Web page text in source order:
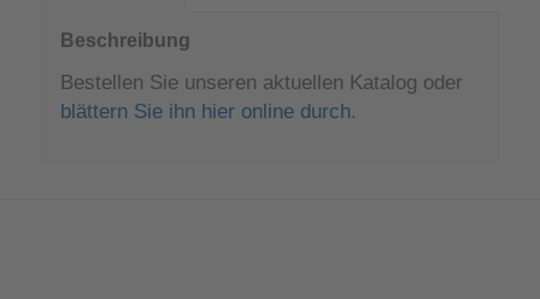
Beschreibung
Bestellen Sie unseren aktuellen Katalog oder
blättern Sie ihn hier online durch.